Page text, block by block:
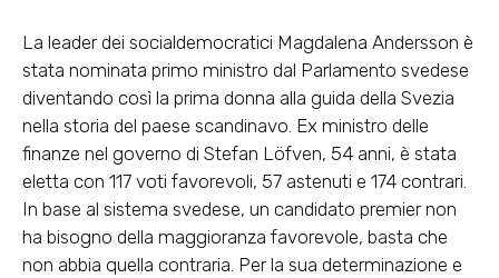
La leader dei socialdemocratici Magdalena Andersson è
stata nominata primo ministro dal Parlamento svedese
diventando così la prima donna alla guida della Svezia
nella storia del paese scandinavo. Ex ministro delle
finanze nel governo di Stefan Löfven, 54 anni, è stata
eletta con 117 voti favorevoli, 57 astenuti e 174 contrari.
In base al sistema svedese, un candidato premier non
ha bisogno della maggioranza favorevole, basta che
non abbia quella contraria. Per la sua determinazione e